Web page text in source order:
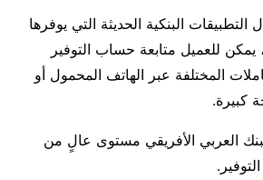
البنكية الحديثة التي يوفرها
يمكن للعميل متابعة حساب التوفير
المختلفة عبر الهاتف المحمول أو
كبيرة.
العربي الأفريقي مستوى عالٍ من